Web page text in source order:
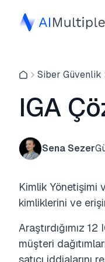
Siber Güvenlik
IGA
Sena Sezer
Kimlik Yönetişimi
kimliklerini ve
Araştırdığımız
müşteri